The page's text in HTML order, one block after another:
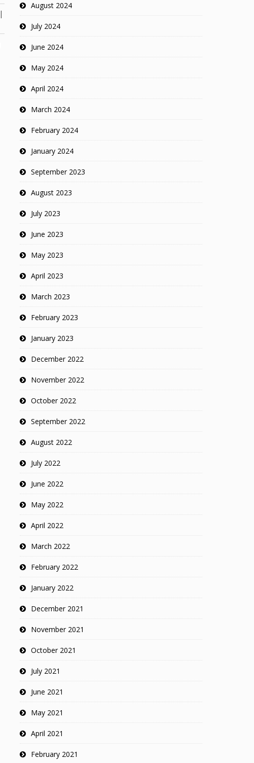
|
August 2024
July 2024
June 2024
May 2024
April 2024
March 2024
February 2024
January 2024
September 2023
August 2023
July 2023
June 2023
May 2023
April 2023
March 2023
February 2023
January 2023
December 2022
November 2022
October 2022
September 2022
August 2022
July 2022
June 2022
May 2022
April 2022
March 2022
February 2022
January 2022
December 2021
November 2021
October 2021
July 2021
June 2021
May 2021
April 2021
February 2021